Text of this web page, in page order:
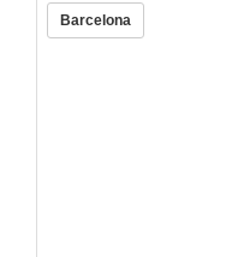
Barcelona